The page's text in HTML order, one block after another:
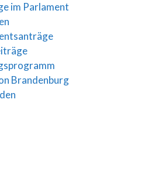
im Parlament
Brandenburg